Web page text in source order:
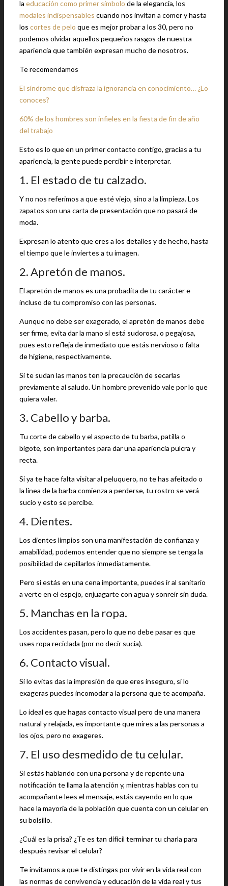
la educación como primer símbolo de la elegancia, los
modales indispensables cuando nos invitan a comer y hasta
los cortes de pelo que es mejor probar a los 30, pero no
podemos olvidar aquellos pequeños rasgos de nuestra
apariencia que también expresan mucho de nosotros.
Te recomendamos
El síndrome que disfraza la ignorancia en conocimiento… ¿Lo
conoces?
60% de los hombres son infieles en la fiesta de fin de año
del trabajo
Esto es lo que en un primer contacto contigo, gracias a tu
apariencia, la gente puede percibir e interpretar.
1. El estado de tu calzado.
Y no nos referimos a que esté viejo, sino a la limpieza. Los
zapatos son una carta de presentación que no pasará de
moda.
Expresan lo atento que eres a los detalles y de hecho, hasta
el tiempo que le inviertes a tu imagen.
2. Apretón de manos.
El apretón de manos es una probadita de tu carácter e
incluso de tu compromiso con las personas.
Aunque no debe ser exagerado, el apretón de manos debe
ser firme, evita dar la mano si está sudorosa, o pegajosa,
pues esto refleja de inmediato que estás nervioso o falta
de higiene, respectivamente.
Si te sudan las manos ten la precaución de secarlas
previamente al saludo. Un hombre prevenido vale por lo que
quiera valer.
3. Cabello y barba.
Tu corte de cabello y el aspecto de tu barba, patilla o
bigote, son importantes para dar una apariencia pulcra y
recta.
Si ya te hace falta visitar al peluquero, no te has afeitado o
la línea de la barba comienza a perderse, tu rostro se verá
sucio y esto se percibe.
4. Dientes.
Los dientes limpios son una manifestación de confianza y
amabilidad, podemos entender que no siempre se tenga la
posibilidad de cepillarlos inmediatamente.
Pero si estás en una cena importante, puedes ir al sanitario
a verte en el espejo, enjuagarte con agua y sonreír sin duda.
5. Manchas en la ropa.
Los accidentes pasan, pero lo que no debe pasar es que
uses ropa reciclada (por no decir sucia).
6. Contacto visual.
Si lo evitas das la impresión de que eres inseguro, si lo
exageras puedes incomodar a la persona que te acompaña.
Lo ideal es que hagas contacto visual pero de una manera
natural y relajada, es importante que mires a las personas a
los ojos, pero no exageres.
7. El uso desmedido de tu celular.
Si estás hablando con una persona y de repente una
notificación te llama la atención y, mientras hablas con tu
acompañante lees el mensaje, estás cayendo en lo que
hace la mayoría de la población que cuenta con un celular en
su bolsillo.
¿Cuál es la prisa? ¿Te es tan difícil terminar tu charla para
después revisar el celular?
Te invitamos a que te distingas por vivir en la vida real con
las normas de convivencia y educación de la vida real y tus